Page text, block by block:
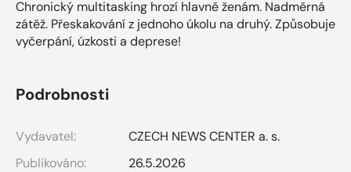
Chronický multitasking hrozí hlavně ženám. Nadměrná
zátěž. Přeskakování z jednoho úkolu na druhý. Způsobuje
vyčerpání, úzkosti a deprese!
Podrobnosti
Vydavatel:
CZECH NEWS CENTER a. s.
Publikováno:
26.5.2026